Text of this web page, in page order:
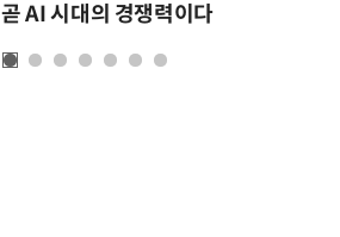
AI 시대의 경쟁력이다